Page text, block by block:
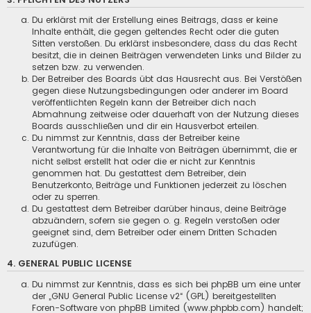
Du erklärst mit der Erstellung eines Beitrags, dass er keine
Inhalte enthält, die gegen geltendes Recht oder die guten
Sitten verstoßen. Du erklärst insbesondere, dass du das Recht
besitzt, die in deinen Beiträgen verwendeten Links und Bilder zu
setzen bzw. zu verwenden.
Der Betreiber des Boards übt das Hausrecht aus. Bei Verstößen
gegen diese Nutzungsbedingungen oder anderer im Board
veröffentlichten Regeln kann der Betreiber dich nach
Abmahnung zeitweise oder dauerhaft von der Nutzung dieses
Boards ausschließen und dir ein Hausverbot erteilen.
Du nimmst zur Kenntnis, dass der Betreiber keine
Verantwortung für die Inhalte von Beiträgen übernimmt, die er
nicht selbst erstellt hat oder die er nicht zur Kenntnis
genommen hat. Du gestattest dem Betreiber, dein
Benutzerkonto, Beiträge und Funktionen jederzeit zu löschen
oder zu sperren.
Du gestattest dem Betreiber darüber hinaus, deine Beiträge
abzuändern, sofern sie gegen o. g. Regeln verstoßen oder
geeignet sind, dem Betreiber oder einem Dritten Schaden
zuzufügen.
4. GENERAL PUBLIC LICENSE
Du nimmst zur Kenntnis, dass es sich bei phpBB um eine unter
der „GNU General Public License v2“ (GPL) bereitgestellten
Foren-Software von phpBB Limited (www.phpbb.com) handelt;